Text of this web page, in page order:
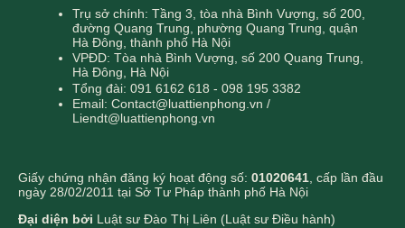
Trụ sở chính: Tầng 3, tòa nhà Bình Vượng, số 200,
đường Quang Trung, phường Quang Trung, quận
Hà Đông, thành phố Hà Nội
VPĐD: Tòa nhà Bình Vượng, số 200 Quang Trung,
Hà Đông, Hà Nội
Tổng đài: 091 6162 618 - 098 195 3382
Email: Contact@luattienphong.vn /
Liendt@luattienphong.vn
Giấy chứng nhận đăng ký hoạt động số: 01020641 , cấp lần đầu
ngày 28/02/2011 tại Sở Tư Pháp thành phố Hà Nội
Đại diện bởi Luật sư Đào Thị Liên (Luật sư Điều hành)